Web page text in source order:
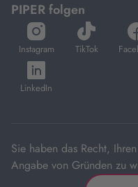
PIPER folgen
Instagram
öffnet
in
neuem
Tab
TikTok
öffnet
in
LinkedIn
öffnet
in
Sie haben das Recht,
Angabe von Gründen zu